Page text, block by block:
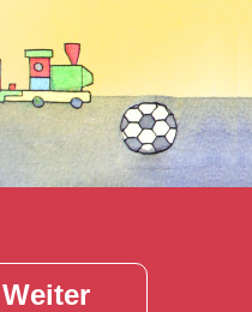
Weiter